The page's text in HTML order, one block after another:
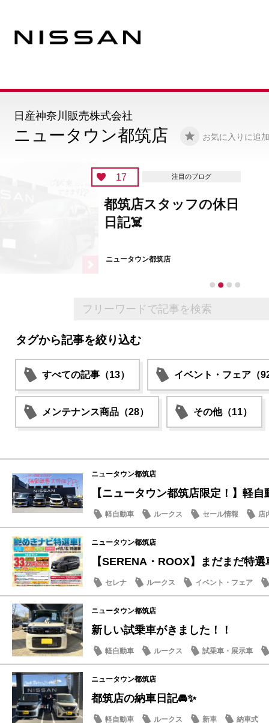
ニュータウン都筑店 お気に入りに追加
日産神奈川販売株式会社
17 注目のブログ
都筑店スタッフの休日
日記☠️
ニュータウン都筑店
タグから記事を絞り込む
すべての記事（13） イベント・フェア（
メンテナンス商品（28） その他（11）
ニュータウン都筑店
【ニュータウン都筑店限定！】軽
軽自動車 ルークス セール情報 店
ニュータウン都筑店
【SERENA・ROOX】まだまだ特
セレナ ルークス イベント・フェア
ニュータウン都筑店
新しい試乗車がきました！！
軽自動車 ルークス 試乗車・展示車
ニュータウン都筑店
都筑店の納車日記🚘✨
軽自動車 ルークス 新車 納車式